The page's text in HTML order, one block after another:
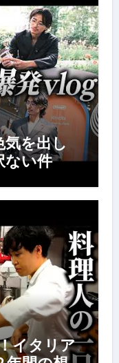
を出し
ない件
イタリア